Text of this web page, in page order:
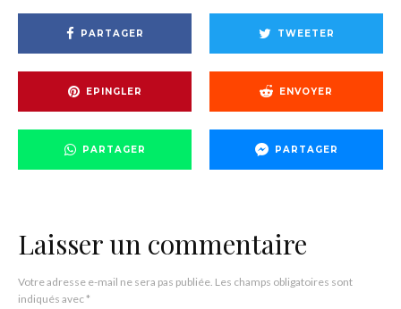
PARTAGER TWEETER
EPINGLER ENVOYER
PARTAGER PARTAGER
Laisser un commentaire
Votre adresse e-mail ne sera pas publiée. Les champs obligatoires sont
indiqués avec*